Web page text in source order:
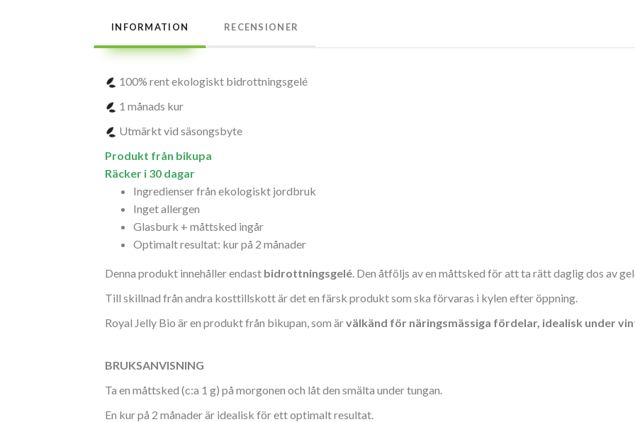
INFORMATION RECENSIONER
100% rent ekologiskt bidrottningsgelé
1 månads kur
Utmärkt vid säsongsbyte
Produkt från bikupa
Räcker i 30 dagar
Ingredienser från ekologiskt jordbruk
Inget allergen
Glasburk + måttsked ingår
Optimalt resultat: kur på 2 månader
Denna produkt innehåller endast bidrottningsgelé. Den åtföljs av en måttsked för att ta rätt daglig dos av
Till skillnad från andra kosttillskott är det en färsk produkt som ska förvaras i kylen efter öppning.
Royal Jelly Bio är en produkt från bikupan, som ärvälkänd för näringsmässiga fördelar, idealisk under
BRUKSANVISNING
Ta en måttsked (c:a 1 g) på morgonen och låt den smälta under tungan.
En kur på 2 månader är idealisk för ett optimalt resultat.